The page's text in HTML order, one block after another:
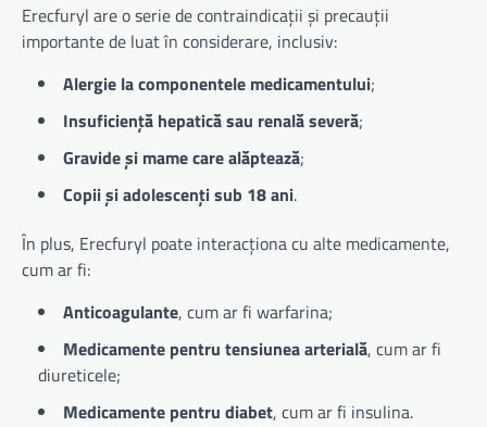
Erecfuryl are o serie de contraindicații și precauții
importante de luat în considerare, inclusiv:
Alergie la componentele medicamentului;
Insuficiență hepatică sau renală severă;
Gravide și mame care alăptează;
Copii și adolescenți sub 18 ani.
În plus, Erecfuryl poate interacționa cu alte medicamente,
cum ar fi:
Anticoagulante, cum ar fi warfarina;
Medicamente pentru tensiunea arterială, cum ar fi
diureticele;
Medicamente pentru diabet, cum ar fi insulina.